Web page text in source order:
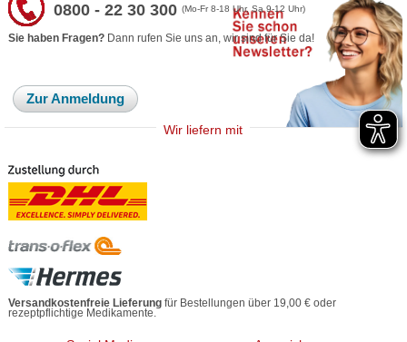
0800 - 22 30 300(Mo-Fr 8-18 Uhr, Sa 9-12 Uhr)
Sie haben Fragen? Dann rufen Sie uns an, wir sind für Sie da!
Zur Anmeldung
Wir liefern mit
Versandkostenfreie Lieferung für Bestellungen über 19,00 € oder
rezeptpflichtige Medikamente.